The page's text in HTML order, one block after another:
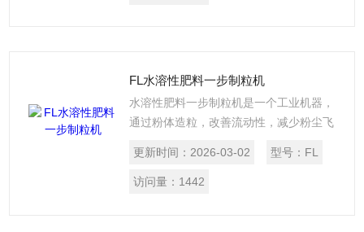
合GMP要求。
FL水溶性肥料一步制粒机
水溶性肥料一步制粒机是一个工业机器，
通过粉体造粒，改善流动性，减少粉尘飞
触部件全部采用不锈钢制作，采用硅橡胶
充气密封圈密封， 采用二流式喷枪可控制
更新时间： 2026-03-02 型号： FL
访问量： 1442